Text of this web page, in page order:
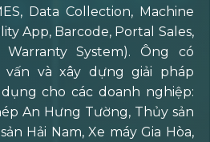
Data Collection, Machine
App, Barcode, Portal Sales,
Warranty System). Ông có
và xây dựng giải pháp
cho các doanh nghiệp:
An Hưng Tường, Thủy sản
Hải Nam, Xe máy Gia Hòa,